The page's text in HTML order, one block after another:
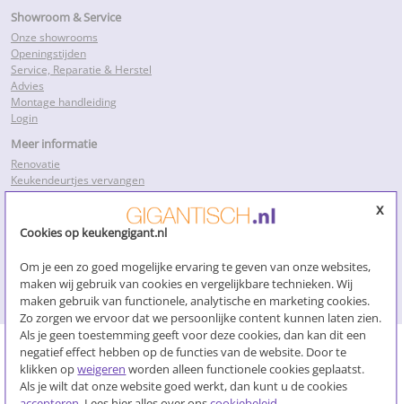
x
Cookies op keukengigant.nl
Om je een zo goed mogelijke ervaring te geven van onze websites,
maken wij gebruik van cookies en vergelijkbare technieken. Wij
maken gebruik van functionele, analytische en marketing cookies.
Zo zorgen we ervoor dat we persoonlijke content kunnen laten zien.
Als je geen toestemming geeft voor deze cookies, dan kan dit een
negatief effect hebben op de functies van de website. Door te
klikken opweigeren worden alleen functionele cookies geplaatst.
Als je wilt dat onze website goed werkt, dan kunt u de cookies
Showroom & Service
Onze showrooms
Openingstijden
Service, Reparatie & Herstel
Advies
Montage handleiding
Login
Meer informatie
Renovatie
Keukendeurtjes vervangen
Keukenkastdeurtjes
Keukenkastjes vervangen
Kosten keukenrenovatie
Losse keukendeurtjes
Nieuwe keukendeurtjes
Klik voor meer…
Algemene voorwaarden
Overeenkomst ontbinden